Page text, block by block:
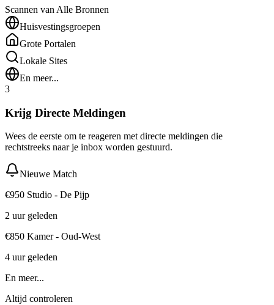
Scannen van Alle Bronnen
Huisvestingsgroepen
Grote Portalen
Lokale Sites
En meer...
3
Krijg Directe Meldingen
Wees de eerste om te reageren met directe meldingen die
rechtstreeks naar je inbox worden gestuurd.
Nieuwe Match
€950 Studio - De Pijp
2 uur geleden
€850 Kamer - Oud-West
4 uur geleden
En meer...
Altijd controleren